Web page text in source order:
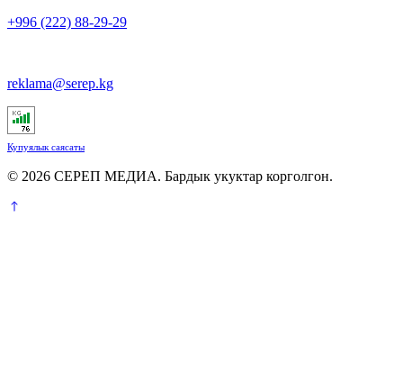
+996 (222) 88-29-29
reklama@serep.kg
Купуялык саясаты
© 2026 СЕРЕП МЕДИА. Бардык укуктар корголгон.